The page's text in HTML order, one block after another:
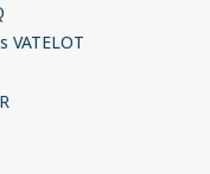
VATELOT